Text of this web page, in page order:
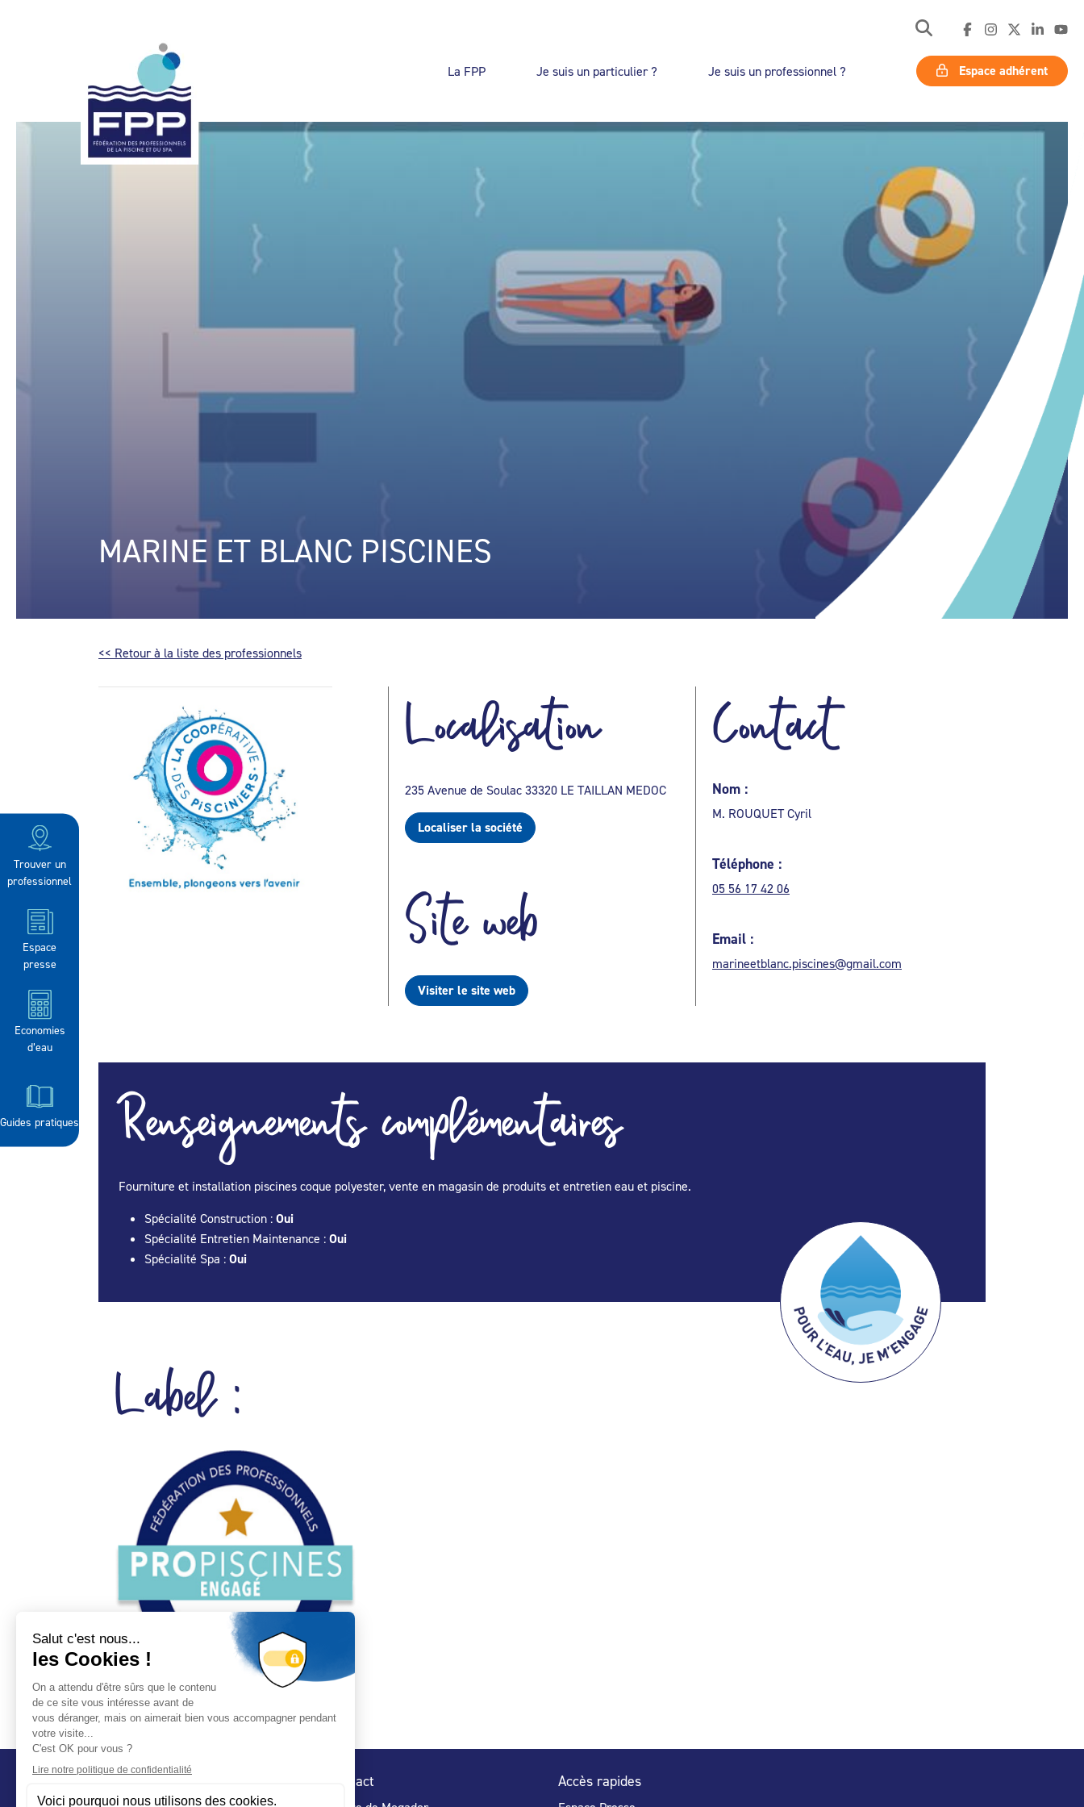
La FPP Je suis un particulier ? Je suis un professionnel ? Espace adhérent
Trouver un
professionnel
Espace
presse
Economies
d’eau
Guides pratiques
MARINE ET BLANC PISCINES
<< Retour à la liste des professionnels
Localisation
235 Avenue de Soulac 33320 LE TAILLAN MEDOC
Localiser la société
Site web
Visiter le site web
Contact
Nom :
M. ROUQUET Cyril
Téléphone :
05 56 17 42 06
Email :
marineetblanc.piscines@gmail.com
Renseignements complémentaires
Fourniture et installation piscines coque polyester, vente en magasin de produits et entretien eau et piscine.
Spécialité Construction : Oui
Spécialité Entretien Maintenance : Oui
Spécialité Spa : Oui
Label :
Contact Accès rapides